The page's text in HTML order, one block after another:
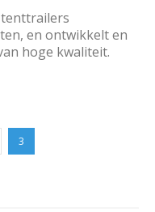
tenttrailers
en ontwikkelt en
hoge kwaliteit.
3